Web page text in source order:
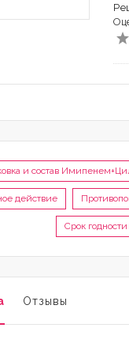
и состав
действие
Срок
Отзывы